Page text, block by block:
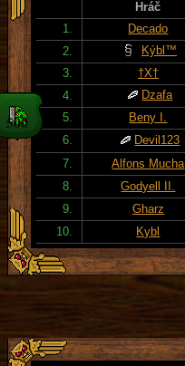
Hráč
1.
Decado
2.
Kýbl™
3.
†X†
4.
Dzafa
5.
Beny I.
6.
Devil123
7.
Alfons Mucha
8.
Godyell II.
9.
Gharz
10.
Kybl